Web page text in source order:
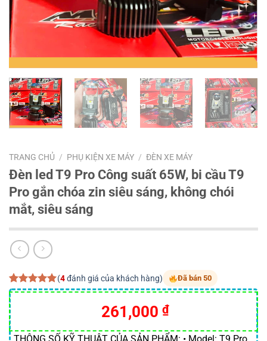
TRANG CHỦ / PHỤ KIỆN XE MÁY / ĐÈN XE MÁY
Đèn led T9 Pro Công suất 65W, bi cầu T9
Pro gắn chóa zin siêu sáng, không chói
mắt, siêu sáng
5.00trên 5
dựa trên
4
đánh giá
(4đánh giá của khách hàng) Đã bán 50
Giá
gốc
261,000 ₫Giá
hiện